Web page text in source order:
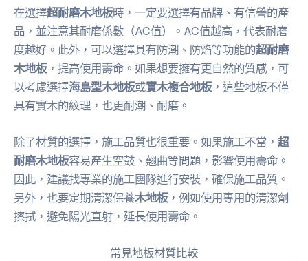
在選擇超耐磨木地板時，一定要選擇有品牌、有信譽的產
品，並注意其耐磨係數（AC值）。AC值越高，代表耐磨
度越好。此外，可以選擇具有防潮、防焰等功能的超耐磨
木地板 ，提高使用壽命。如果想要擁有更自然的質感，可
以考慮選擇海島型木地板或實木複合地板 ，這些地板不僅
具有實木的紋理，也更耐潮、耐磨。
除了材質的選擇，施工品質也很重要。如果施工不當， 超
耐磨木地板容易產生空鼓、翹曲等問題，影響使用壽命。
因此，建議找專業的施工團隊進行安裝，確保施工品質。
另外，也要定期清潔保養木地板 ，例如使用專用的清潔劑
擦拭，避免陽光直射，延長使用壽命。
常見地板材質比較